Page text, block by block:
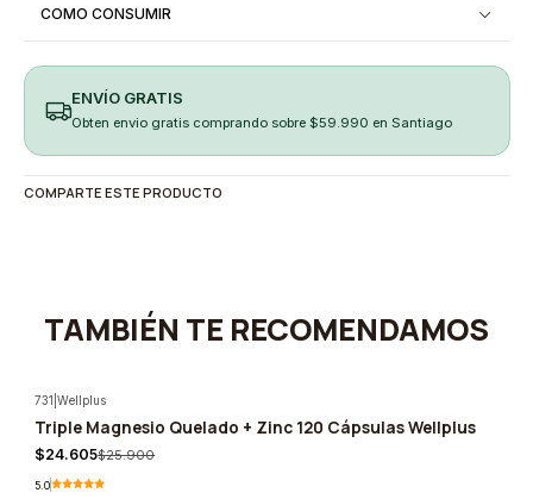
COMO CONSUMIR
ENVÍO GRATIS
Obten envio gratis comprando sobre $59.990 en Santiago
COMPARTE ESTE PRODUCTO
TAMBIÉN TE RECOMENDAMOS
-5%
731 |Wellplus
Triple Magnesio Quelado + Zinc 120 Cápsulas Wellplus
$24.605$25.900
5.0